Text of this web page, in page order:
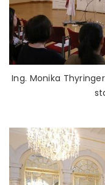
Ing. Monika